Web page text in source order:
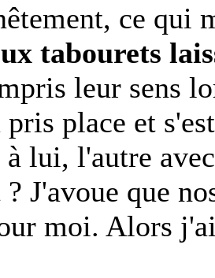
ce qui
tabourets
leur sens
pris place et
lui, l'autre
J'avoue que
moi. Alors